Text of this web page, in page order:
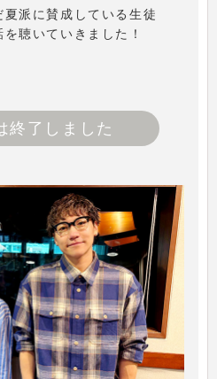
派に賛成している生徒
聴いていきました！
終了しました